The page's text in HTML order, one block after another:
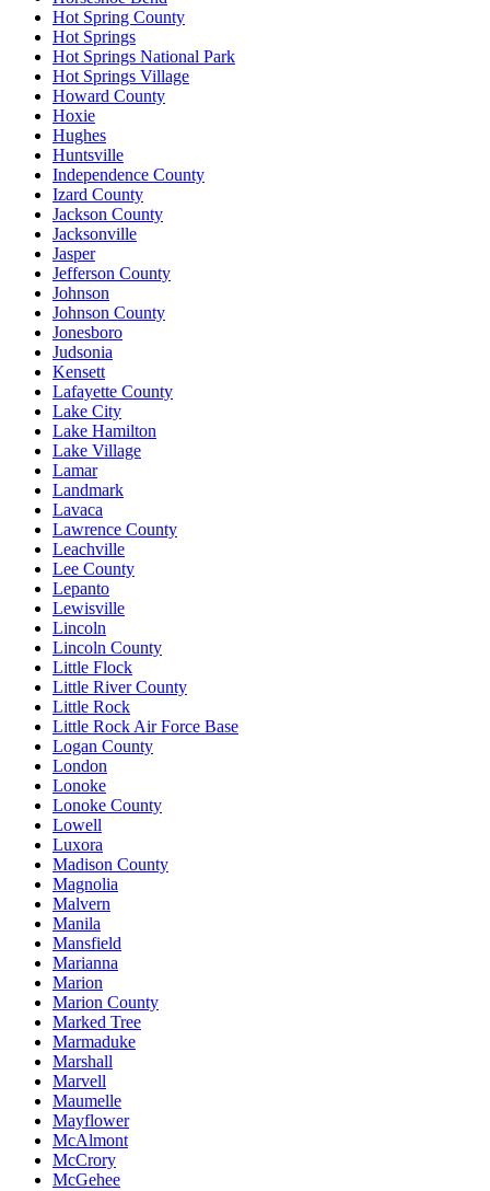
Hot Spring County
Hot Springs
Hot Springs National Park
Hot Springs Village
Howard County
Hoxie
Hughes
Huntsville
Independence County
Izard County
Jackson County
Jacksonville
Jasper
Jefferson County
Johnson
Johnson County
Jonesboro
Judsonia
Kensett
Lafayette County
Lake City
Lake Hamilton
Lake Village
Lamar
Landmark
Lavaca
Lawrence County
Leachville
Lee County
Lepanto
Lewisville
Lincoln
Lincoln County
Little Flock
Little River County
Little Rock
Little Rock Air Force Base
Logan County
London
Lonoke
Lonoke County
Lowell
Luxora
Madison County
Magnolia
Malvern
Manila
Mansfield
Marianna
Marion
Marion County
Marked Tree
Marmaduke
Marshall
Marvell
Maumelle
Mayflower
McAlmont
McCrory
McGehee